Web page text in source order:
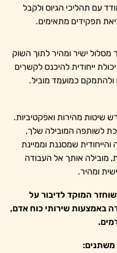
עם תהליכי הגיוס ולקבל
תפקידים מתאימים.
ישיר ומהיר לתוך השוק
ייחודית להיכנס לקשרים
כמועמד מוביל.
שיטות מהירות ואפקטיביות.
לשותפה המובילה שלך,
שמסננת וממיינת
מובילה אותך אל העבודה
ומהיר.
המוקד לדיבור על
באמצעות שירותי כוח אדם,
משתנים: